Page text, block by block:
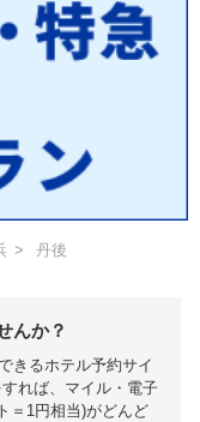
丹後
んか？
きるホテル予約サイ
れば、マイル・電子
＝1円相当)がどんど